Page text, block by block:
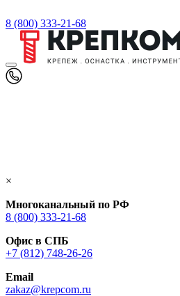
8 (800) 333-21-68
×
Многоканальный по РФ
8 (800) 333‑21-68
Офис в СПБ
+7 (812) 748‑26-26
Email
zakaz@krepcom.ru